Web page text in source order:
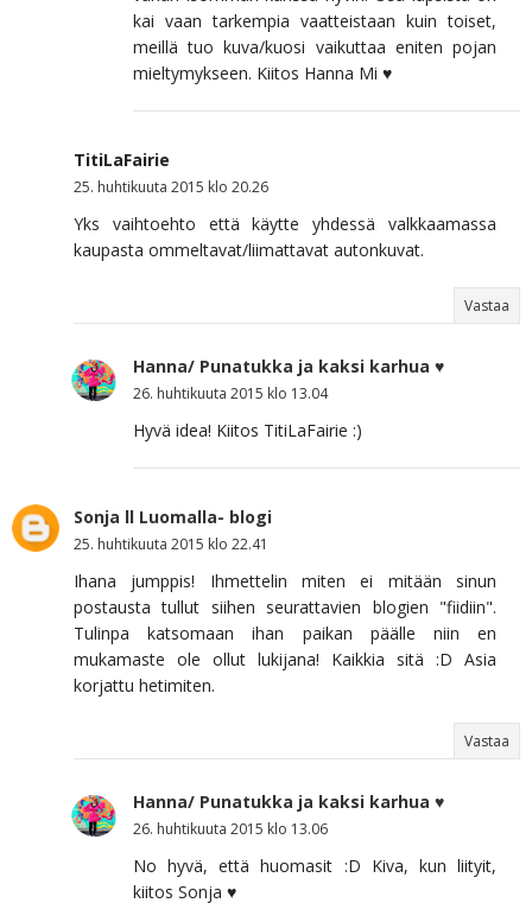
kai vaan tarkempia vaatteistaan kuin toiset,
meillä tuo kuva/kuosi vaikuttaa eniten pojan
mieltymykseen. Kiitos Hanna Mi ♥
TitiLaFairie
25. huhtikuuta 2015 klo 20.26
Yks vaihtoehto että käytte yhdessä valkkaamassa
kaupasta ommeltavat/liimattavat autonkuvat.
Vastaa
Hanna/ Punatukka ja kaksi karhua ♥
26. huhtikuuta 2015 klo 13.04
Hyvä idea! Kiitos TitiLaFairie :)
Sonja ll Luomalla- blogi
25. huhtikuuta 2015 klo 22.41
Ihana jumppis! Ihmettelin miten ei mitään sinun
postausta tullut siihen seurattavien blogien "fiidiin".
Tulinpa katsomaan ihan paikan päälle niin en
mukamaste ole ollut lukijana! Kaikkia sitä :D Asia
korjattu hetimiten.
Vastaa
Hanna/ Punatukka ja kaksi karhua ♥
26. huhtikuuta 2015 klo 13.06
No hyvä, että huomasit :D Kiva, kun liityit,
kiitos Sonja ♥